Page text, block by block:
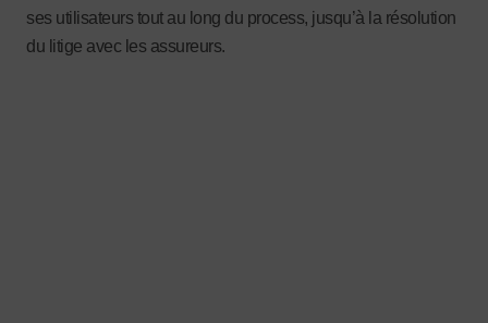
ses utilisateurs tout au long du process, jusqu’à la résolution
du litige avec les assureurs.